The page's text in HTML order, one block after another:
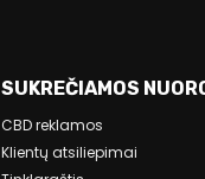
SUKREČIAMOS
CBD reklamos
Klientų atsiliepimai